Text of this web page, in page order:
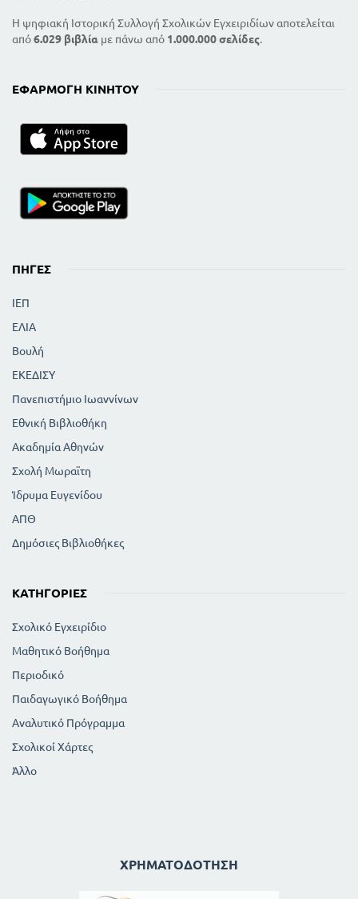
Η ψηφιακή Ιστορική Συλλογή Σχολικών Εγχειριδίων αποτελείται
από6.029 βιβλία με πάνω από 1.000.000 σελίδες.
ΕΦΑΡΜΟΓΉ ΚΙΝΗΤΟΎ
ΠΗΓΈΣ
ΙΕΠ
ΕΛΙΑ
Βουλή
ΕΚΕΔΙΣΥ
Πανεπιστήμιο Ιωαννίνων
Εθνική Βιβλιοθήκη
Ακαδημία Αθηνών
Σχολή Μωραϊτη
Ίδρυμα Ευγενίδου
ΑΠΘ
Δημόσιες Βιβλιοθήκες
ΚΑΤΗΓΟΡΊΕΣ
Σχολικό Εγχειρίδιο
Μαθητικό Βοήθημα
Περιοδικό
Παιδαγωγικό Βοήθημα
Αναλυτικό Πρόγραμμα
Σχολικοί Χάρτες
Άλλο
ΧΡΗΜΑΤΟΔΌΤΗΣΗ